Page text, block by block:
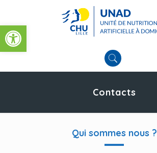
Ouvrir la barre d’outils
Contacts
Qui sommes nous ?